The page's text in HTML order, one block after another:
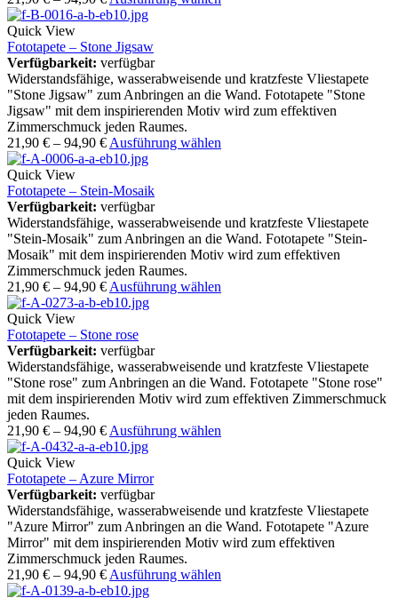
Quick View
Fototapete – Stone Jigsaw
Verfügbarkeit: verfügbar
Widerstandsfähige, wasserabweisende und kratzfeste Vliestapete
"Stone Jigsaw" zum Anbringen an die Wand. Fototapete "Stone
Jigsaw" mit dem inspirierenden Motiv wird zum effektiven
Zimmerschmuck jeden Raumes.
21,90 € – 94,90 € Ausführung wählen
Quick View
Fototapete – Stein-Mosaik
Verfügbarkeit: verfügbar
Widerstandsfähige, wasserabweisende und kratzfeste Vliestapete
"Stein-Mosaik" zum Anbringen an die Wand. Fototapete "Stein-
Mosaik" mit dem inspirierenden Motiv wird zum effektiven
Zimmerschmuck jeden Raumes.
21,90 € – 94,90 € Ausführung wählen
Quick View
Fototapete – Stone rose
Verfügbarkeit: verfügbar
Widerstandsfähige, wasserabweisende und kratzfeste Vliestapete
"Stone rose" zum Anbringen an die Wand. Fototapete "Stone rose"
mit dem inspirierenden Motiv wird zum effektiven Zimmerschmuck
jeden Raumes.
21,90 € – 94,90 € Ausführung wählen
Quick View
Fototapete – Azure Mirror
Verfügbarkeit: verfügbar
Widerstandsfähige, wasserabweisende und kratzfeste Vliestapete
"Azure Mirror" zum Anbringen an die Wand. Fototapete "Azure
Mirror" mit dem inspirierenden Motiv wird zum effektiven
Zimmerschmuck jeden Raumes.
21,90 € – 94,90 € Ausführung wählen